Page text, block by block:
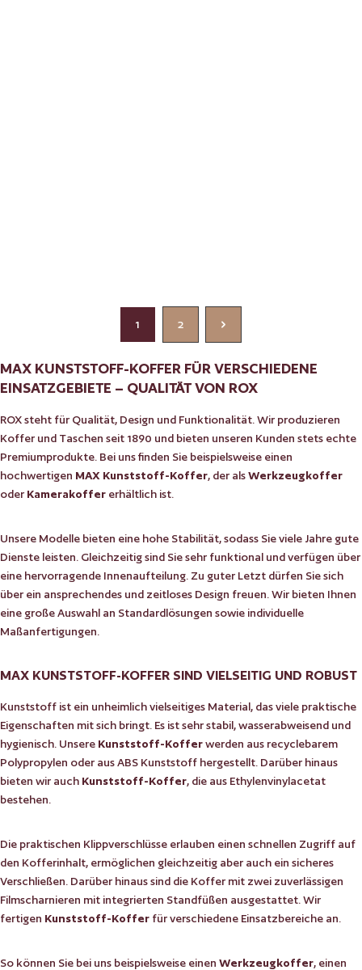
Seite
1
Seite
2
MAX KUNSTSTOFF-KOFFER FÜR VERSCHIEDENE
EINSATZGEBIETE – QUALITÄT VON ROX
ROX steht für Qualität, Design und Funktionalität. Wir produzieren
Koffer und Taschen seit 1890 und bieten unseren Kunden stets echte
Premiumprodukte. Bei uns finden Sie beispielsweise einen
hochwertigen MAX Kunststoff-Koffer, der alsWerkzeugkoffer
oder Kamerakoffer erhältlich ist.
Unsere Modelle bieten eine hohe Stabilität, sodass Sie viele Jahre gute
Dienste leisten. Gleichzeitig sind Sie sehr funktional und verfügen über
eine hervorragende Innenaufteilung. Zu guter Letzt dürfen Sie sich
über ein ansprechendes und zeitloses Design freuen. Wir bieten Ihnen
eine große Auswahl an Standardlösungen sowie individuelle
Maßanfertigungen.
MAX KUNSTSTOFF-KOFFER SIND VIELSEITIG UND ROBUST
Kunststoff ist ein unheimlich vielseitiges Material, das viele praktische
Eigenschaften mit sich bringt. Es ist sehr stabil, wasserabweisend und
hygienisch. Unsere Kunststoff-Kofferwerden aus recyclebarem
Polypropylen oder aus ABS Kunststoff hergestellt. Darüber hinaus
bieten wir auch Kunststoff-Koffer, die aus Ethylenvinylacetat
bestehen.
Die praktischen Klippverschlüsse erlauben einen schnellen Zugriff auf
den Kofferinhalt, ermöglichen gleichzeitig aber auch ein sicheres
Verschließen. Darüber hinaus sind die Koffer mit zwei zuverlässigen
Filmscharnieren mit integrierten Standfüßen ausgestattet. Wir
fertigen Kunststoff-Koffer für verschiedene Einsatzbereiche an.
So können Sie bei uns beispielsweise einen Werkzeugkoffer, einen